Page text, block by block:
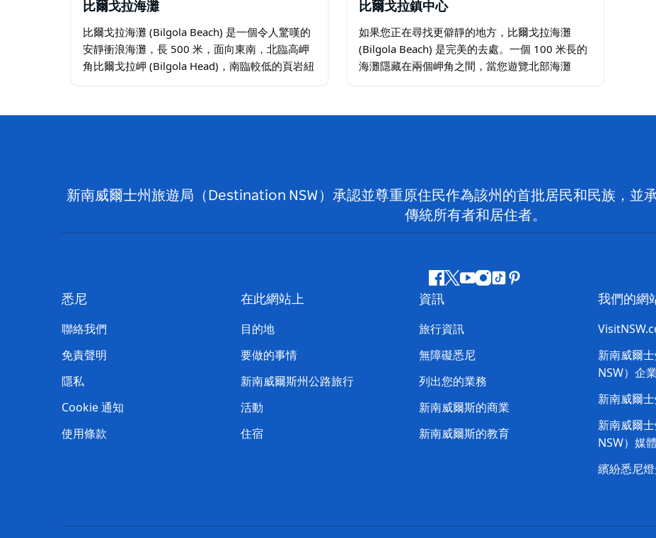
比爾戈拉海灘
比爾戈拉海灘 (Bilgola Beach) 是一個令人驚嘆的
安靜衝浪海灘，長 500 米，面向東南，北臨高岬
角比爾戈拉岬 (Bilgola Head)，南臨較低的頁岩紐
比爾戈拉鎮中心
如果您正在尋找更僻靜的地方，比爾戈拉海灘
(Bilgola Beach) 是完美的去處。一個 100 米長的
海灘隱藏在兩個岬角之間，當您遊覽北部海灘
的氛圍。…
新南威爾士州旅遊局（Destination NSW）承認並尊重原住民作為該州的首批居民和民族，並
傳統所有者和居住者。
Facebook
嘰
喳
喳
Youtube
Instagram
抖 Pinterest
悉尼
聯絡我們
免責聲明
隱私
Cookie 通知
使用條款
在此網站上
目的地
要做的事情
新南威爾斯州公路旅行
活動
住宿
資訊
旅行資訊
無障礙悉尼
列出您的業務
新南威爾斯的商業
新南威爾斯的教育
我們的網
新南威爾
NSW）企
新南威爾
新南威爾
NSW）媒
繽紛悉尼